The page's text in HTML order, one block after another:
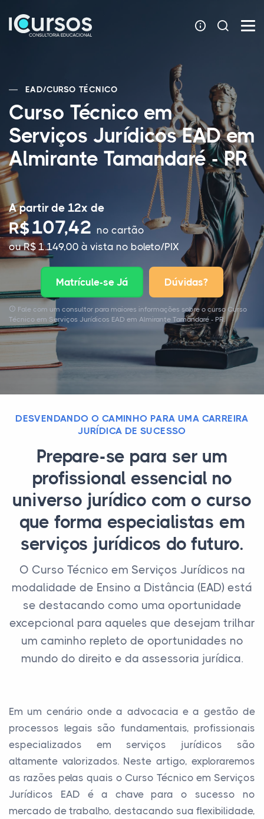
EAD/CURSO TÉCNICO
Curso Técnico em
Serviços Jurídicos EAD em
Almirante Tamandaré - PR
A partir de 12x de
R$107,42 no cartão
ou R$ 1.149,00 à vista no boleto/PIX
Matrícule-se Já Dúvidas?
Fale com um consultor para maiores informações sobre o curso Curso
Técnico em Serviços Jurídicos EAD em Almirante Tamandaré - PR.
DESVENDANDO O CAMINHO PARA UMA CARREIRA
JURÍDICA DE SUCESSO
Prepare-se para ser um
profissional essencial no
universo jurídico com o curso
que forma especialistas em
serviços jurídicos do futuro.
O Curso Técnico em Serviços Jurídicos na
modalidade de Ensino a Distância (EAD) está
se destacando como uma oportunidade
excepcional para aqueles que desejam trilhar
um caminho repleto de oportunidades no
mundo do direito e da assessoria jurídica.
Em um cenário onde a advocacia e a gestão de
processos legais são fundamentais, profissionais
especializados em serviços jurídicos são
altamente valorizados. Neste artigo, exploraremos
as razões pelas quais o Curso Técnico em Serviços
Jurídicos EAD é a chave para o sucesso no
mercado de trabalho, destacando sua flexibilidade,